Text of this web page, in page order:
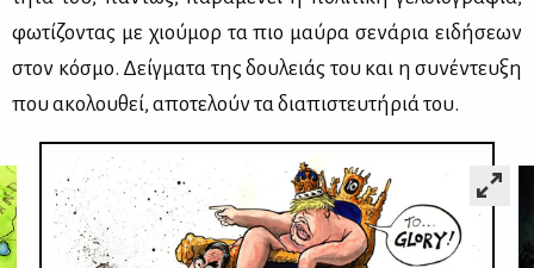
φω­τί­ζο­ντας με χιού­μορ τα πιο μαύ­ρα σε­νά­ρια ει­δή­σε­ων
στον κό­σμο. Δείγ­μα­τα της δου­λειάς του και η συ­νέ­ντευ­ξη
που ακο­λου­θεί, απο­τε­λούν τα δια­πι­στευ­τή­ριά του.